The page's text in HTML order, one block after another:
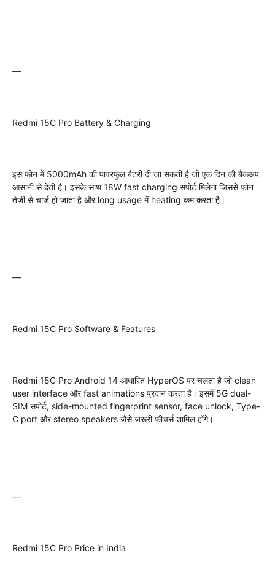
—
Redmi 15C Pro Battery & Charging
इस फोन में 5000mAh की पावरफुल बैटरी दी जा सकती है जो एक दिन की बैकअप
आसानी से देती है। इसके साथ 18W fast charging सपोर्ट मिलेगा जिससे फोन
तेजी से चार्ज हो जाता है और long usage में heating कम करता है।
—
Redmi 15C Pro Software & Features
Redmi 15C Pro Android 14 आधारित HyperOS पर चलता है जो clean
user interface और fast animations प्रदान करता है। इसमें 5G dual-
SIM सपोर्ट, side-mounted fingerprint sensor, face unlock, Type-
C port और stereo speakers जैसे जरूरी फीचर्स शामिल होंगे।
—
Redmi 15C Pro Price in India